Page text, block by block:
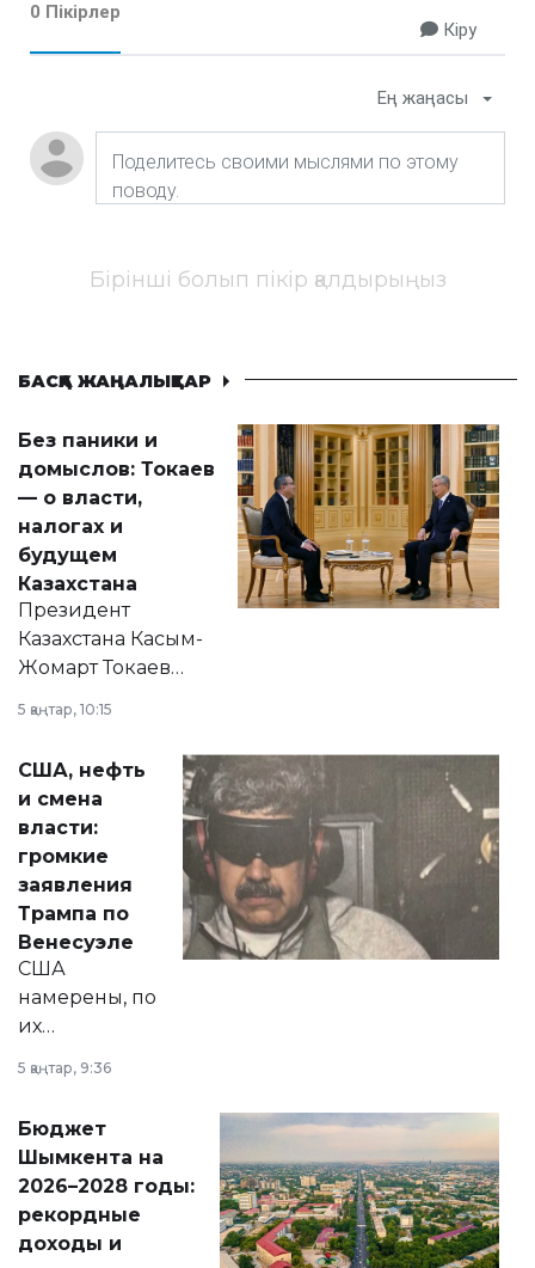
0 Пікірлер
Кіру
Ең жаңасы
Бірінші болып пікір қалдырыңыз
БАСҚА ЖАҢАЛЫҚТАР
Без паники и
домыслов: Токаев
— о власти,
налогах и
будущем
Казахстана
Президент
Казахстана Касым-
Жомарт Токаев
сразу несколько
актуальных тем —
от слухов о
политических
реформах до
вопросов армии,
экономики и
личного здоровья.
5 қаңтар, 10:15
США, нефть
и смена
власти:
громкие
заявления
Трампа по
Венесуэле
США
намерены, по
их
принести
народу
Венесуэлы.
5 қаңтар, 9:36
Бюджет
Шымкента на
2026–2028 годы:
рекордные
доходы и